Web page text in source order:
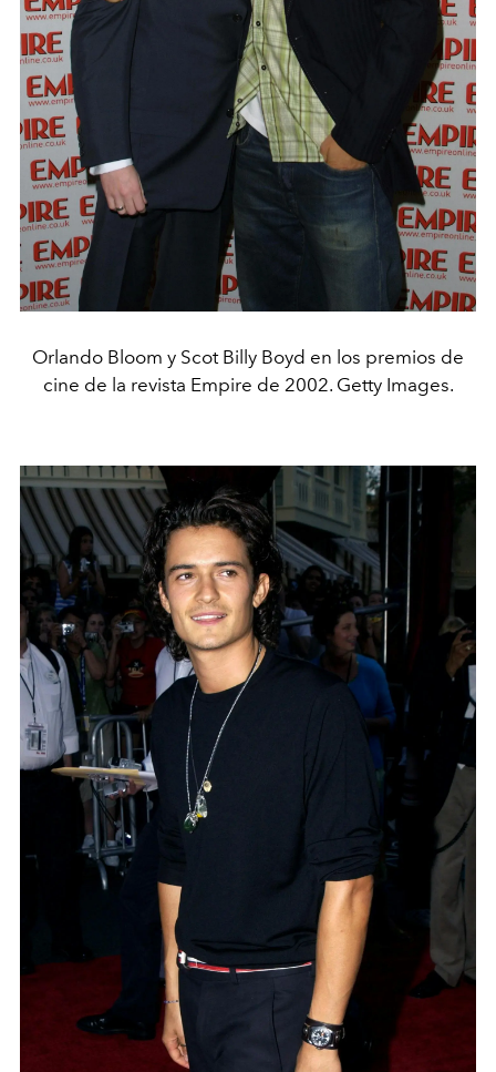
Orlando Bloom y Scot Billy Boyd en los premios de
cine de la revista Empire de 2002. Getty Images.